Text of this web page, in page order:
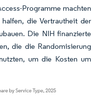
Programme machten
die Vertrautheit der
Die NIH finanzierte
die die Randomisierung
um die Kosten um